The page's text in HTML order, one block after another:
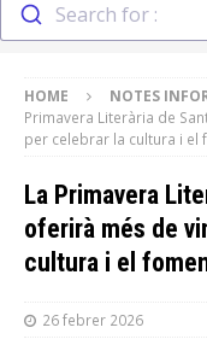
Search for :
HOME NOTES
Primavera Literària de
per celebrar la cultura i el
La Primavera
oferirà més de
cultura i el
26 febrer 2026